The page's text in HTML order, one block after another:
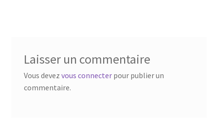
Laisser un commentaire
Vous devez vous connecterpour publier un
commentaire.